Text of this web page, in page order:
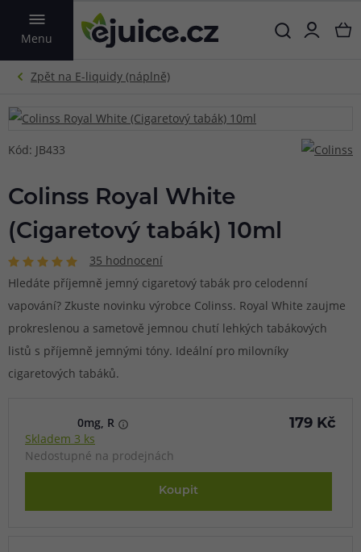
Menu
VYHLEDAT
Kód: JB433
Colinss Royal White
(Cigaretový tabák) 10ml
35 hodnocení
Hledáte příjemně jemný cigaretový tabák pro celodenní
vapování? Zkuste novinku výrobce Colinss. Royal White zaujme
prokreslenou a sametově jemnou chutí lehkých tabákových
listů s příjemně jemnými tóny. Ideální pro milovníky
cigaretových tabáků.
0mg, R
Skladem 3 ks
Nedostupné na prodejnách
179 Kč
Koupit